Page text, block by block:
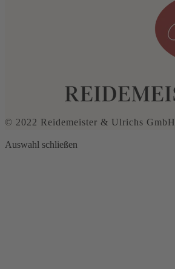
© 2022 Reidemeister & Ulrichs GmbH
Auswahl schließen